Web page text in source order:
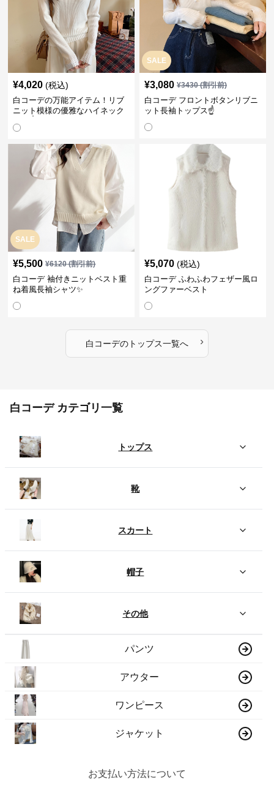
¥4,020 (税込)
白コーデの万能アイテム！リブ
ニット模様の優雅なハイネック
SALE
¥3,080 ¥3430(割引前)
白コーデ フロントボタンリブニ
ット長袖トップス☝️
SALE
¥5,500 ¥6120(割引前)
白コーデ 袖付きニットベスト重
ね着風長袖シャツ✨
¥5,070 (税込)
白コーデ ふわふわフェザー風ロ
ングファーベスト
白コーデのトップス一覧へ ›
白コーデ カテゴリ一覧
トップス
靴
スカート
帽子
その他
パンツ
アウター
ワンピース
ジャケット
お支払い方法について